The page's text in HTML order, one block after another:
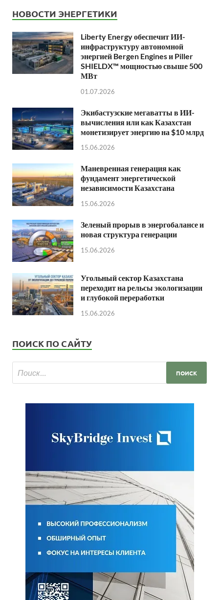
НОВОСТИ ЭНЕРГЕТИКИ
Liberty Energy обеспечит ИИ-
инфраструктуру автономной
энергией Bergen Engines и Piller
SHIELDX™ мощностью свыше 500
МВт
01.07.2026
Экибастузские мегаватты в ИИ-
вычисления или как Казахстан
монетизирует энергию на $10 млрд
15.06.2026
Маневренная генерация как
фундамент энергетической
независимости Казахстана
15.06.2026
Зеленый прорыв в энергобалансе и
новая структура генерации
15.06.2026
Угольный сектор Казахстана
переходит на рельсы экологизации
и глубокой переработки
15.06.2026
ПОИСК ПО САЙТУ